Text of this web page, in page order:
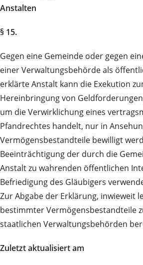
Anstalten
§ 15.
Gegen eine Gemeinde oder gegen
einer Verwaltungsbehörde als
erklärte Anstalt kann die Exekution
Hereinbringung von
um die Verwirklichung eines
Pfandrechtes handelt, nur in
Vermögensbestandteile bewilligt
Beeinträchtigung der durch die
Anstalt zu wahrenden öffentlichen
Befriedigung des Gläubigers
Zur Abgabe der Erklärung, inwieweit
bestimmter Vermögensbestandteile
staatlichen Verwaltungsbehörden
Zuletzt aktualisiert am